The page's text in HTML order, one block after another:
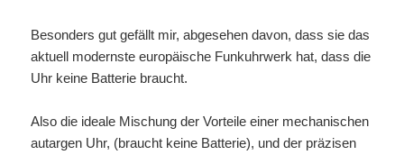
Besonders gut gefällt mir, abgesehen davon, dass sie das
aktuell modernste europäische Funkuhrwerk hat, dass die
Uhr keine Batterie braucht.
Also die ideale Mischung der Vorteile einer mechanischen
autargen Uhr, (braucht keine Batterie), und der präzisen